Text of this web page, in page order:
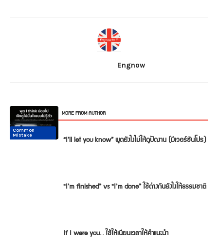
Engnow
RELATED ARTICLES MORE FROM AUTHOR
Conversation “I’ll let you know” พูดยังไงไม่ให้ดูปัดงาน (มีเวอร์ชันโปร)
Conversation
“I’m finished” vs “I’m done” ใช้ต่างกันยังไงให้ธรรมชาติ
Conversation
If I were you… ใช้ให้เนียนเวลาให้คำแนะนำ
Conversation
Common
Mistake
Common
Mistake